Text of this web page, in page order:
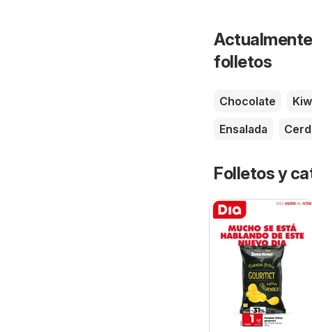
folletos
Chocolate
Ensalada
Folletos y